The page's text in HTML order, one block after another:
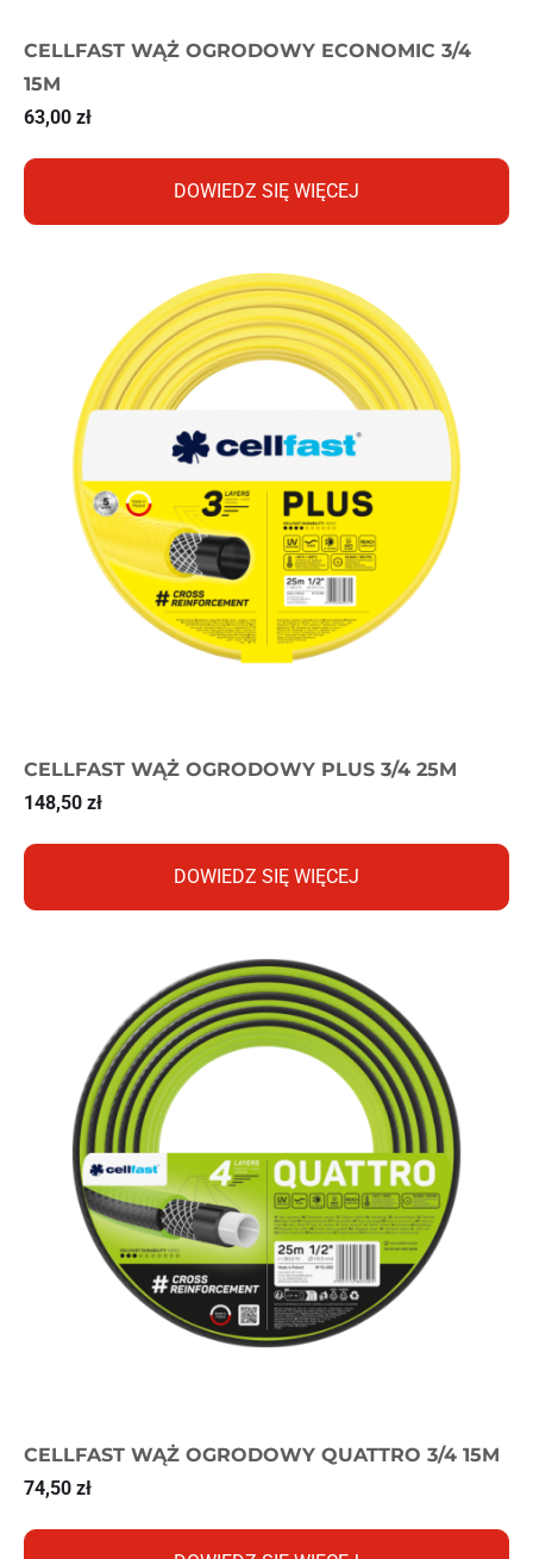
CELLFAST WĄŻ OGRODOWY ECONOMIC 3/4
15M
63,00 zł
DOWIEDZ SIĘ WIĘCEJ
CELLFAST WĄŻ OGRODOWY PLUS 3/4 25M
148,50 zł
DOWIEDZ SIĘ WIĘCEJ
CELLFAST WĄŻ OGRODOWY QUATTRO 3/4 15M
74,50 zł